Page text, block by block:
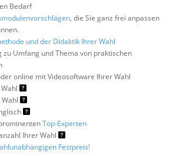
Bedarf
, die Sie ganz frei anpassen
und der Didaktik Ihrer Wahl
zu Umfang und Thema von praktischen
online mit Videosoftware Ihrer Wahl
Top-Experten
Ihrer Wahl
Festpreis!